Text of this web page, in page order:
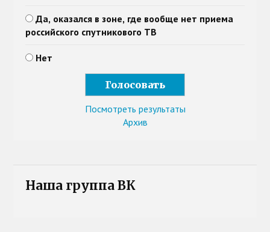
Да, оказался в зоне, где вообще нет приема
российского спутникового ТВ
Нет
Посмотреть результаты
Архив
Наша группа ВК